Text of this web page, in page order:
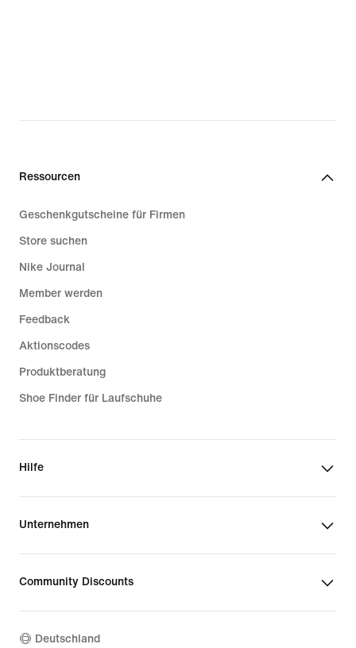
Ressourcen
Geschenkgutscheine für Firmen
Store suchen
Nike Journal
Member werden
Feedback
Aktionscodes
Produktberatung
Shoe Finder für Laufschuhe
Hilfe
Unternehmen
Community Discounts
Deutschland